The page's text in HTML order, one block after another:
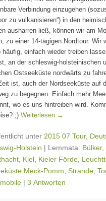
Verbindung einzugehen
zu vulkanisieren“) in den
ausharren ließ, können wir am
zu einer 14-tägigen Nordtour. Wir
häufig, einfach wieder treiben
an der schleswig-holsteinischen
Ostseeküste nordwärts zu
ist, auch der Nordseeküste auf
zu begegnen. Einfach mehr
wo es uns hintreiben wird.
;) Weiterlesen →
unter 2015 07 Tour,
Holstein | Lemmata: Bülker,
Kiel Kieler Förde
Meck-Pomm Strande
| 3 Antworten